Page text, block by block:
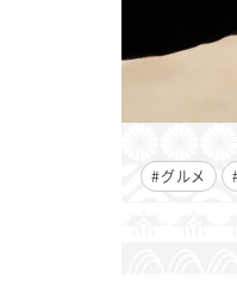
#グルメ